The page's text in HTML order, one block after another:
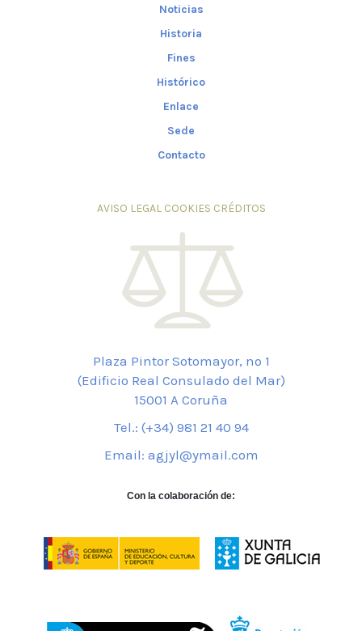
Noticias
Historia
Fines
Histórico
Enlace
Sede
Contacto
AVISO LEGAL COOKIES CRÉDITOS
Plaza Pintor Sotomayor, nº 1
(Edificio Real Consulado del Mar)
15001 A Coruña
Tel.: (+34) 981 21 40 94
Email: agjyl@ymail.com
Con la colaboración de: